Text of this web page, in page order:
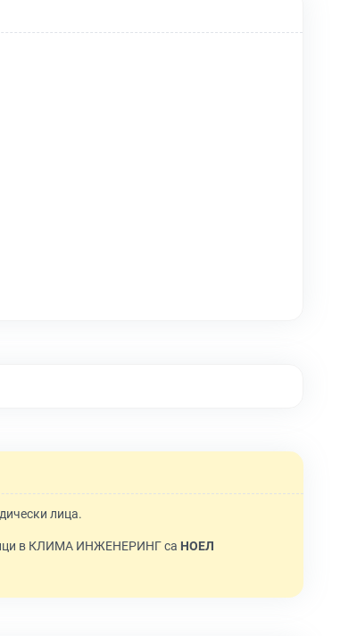
лица.
в КЛИМА ИНЖЕНЕРИНГ са НОЕЛ